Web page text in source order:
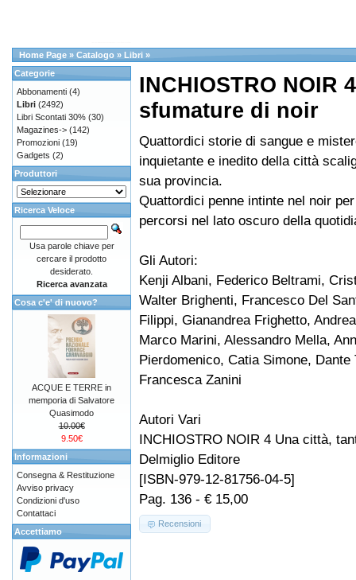
Home Page » Catalogo » Libri »
INCHIOSTRO NOIR
sfumature di noir
Quattordici storie di sangue e
inquietante e inedito della città
sua provincia.
Quattordici penne intinte nel noir
percorsi nel lato oscuro della
Gli Autori:
Kenji Albani, Federico Beltrami,
Walter Brighenti, Francesco Del
Filippi, Gianandrea Frighetto,
Marco Marini, Alessandro Mella,
Pierdomenico, Catia Simone, Dante
Francesca Zanini
Autori Vari
INCHIOSTRO NOIR 4 Una città,
Delmiglio Editore
[ISBN-979-12-81756-04-5]
Pag. 136 - € 15,00
Recensioni
Categorie
Abbonamenti (4)
Libri (2492)
Libri Scontati 30% (30)
Magazines-> (142)
Promozioni (19)
Gadgets (2)
Produttori
Ricerca Veloce
Usa parole chiave per
cercare il prodotto
desiderato.
Ricerca avanzata
Cosa c'e' di nuovo?
ACQUE E TERRE in
memporia di Salvatore
Quasimodo
10.00€
9.50€
Informazioni
Consegna & Restituzione
Avviso privacy
Condizioni d'uso
Contattaci
Accettiamo